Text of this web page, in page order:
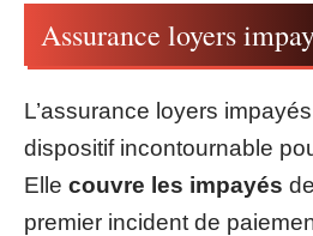
Assurance loyers
L’assurance loyers
dispositif incontournable
Elle couvre les impayés
premier incident de